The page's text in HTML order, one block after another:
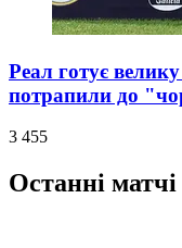
Реал готує
потрапили до
3 455
Останні